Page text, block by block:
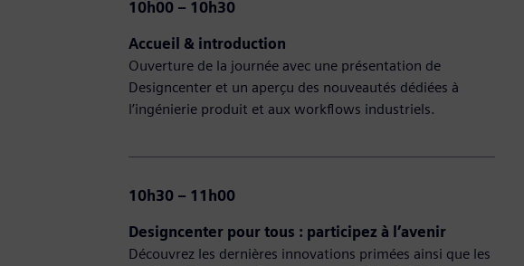
10h00 – 10h30
Accueil & introduction
Ouverture de la journée avec une présentation de
Designcenter et un aperçu des nouveautés dédiées à
l’ingénierie produit et aux workflows industriels.
10h30 – 11h00
Designcenter pour tous : participez à l’avenir
Découvrez les dernières innovations primées ainsi que les